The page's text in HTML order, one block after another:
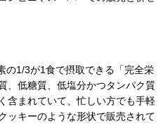
の1/3が1食で摂取できる「完全栄
、低糖質、低塩分かつタンパク質
含まれていて、忙しい方でも手軽
ッキーのような形状で販売されて